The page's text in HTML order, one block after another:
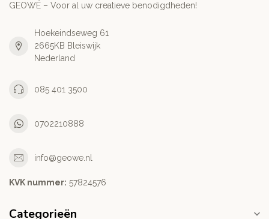
GEOWÉ – Voor al uw creatieve benodigdheden!
Hoekeindseweg 61
2665KB Bleiswijk
Nederland
085 401 3500
0702210888
info@geowe.nl
KVK nummer: ‭57824576‬
Categorieën